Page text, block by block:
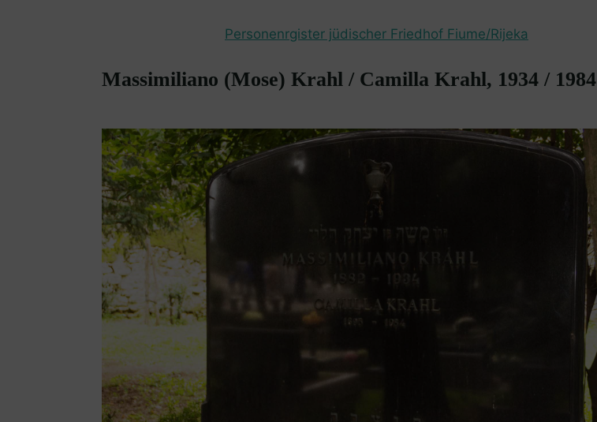
Personenrgister jüdischer Friedhof Fiume/Rijeka
Massimiliano (Mose) Krahl / Camilla Krahl, 1934 / 1984